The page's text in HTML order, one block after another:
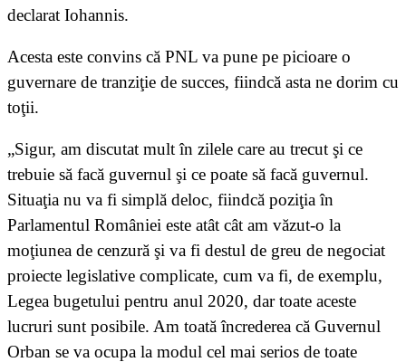
declarat Iohannis.
Acesta este convins că PNL va pune pe picioare o
guvernare de tranziţie de succes, fiindcă asta ne dorim cu
toţii.
„Sigur, am discutat mult în zilele care au trecut şi ce
trebuie să facă guvernul şi ce poate să facă guvernul.
Situaţia nu va fi simplă deloc, fiindcă poziţia în
Parlamentul României este atât cât am văzut-o la
moţiunea de cenzură şi va fi destul de greu de negociat
proiecte legislative complicate, cum va fi, de exemplu,
Legea bugetului pentru anul 2020, dar toate aceste
lucruri sunt posibile. Am toată încrederea că Guvernul
Orban se va ocupa la modul cel mai serios de toate